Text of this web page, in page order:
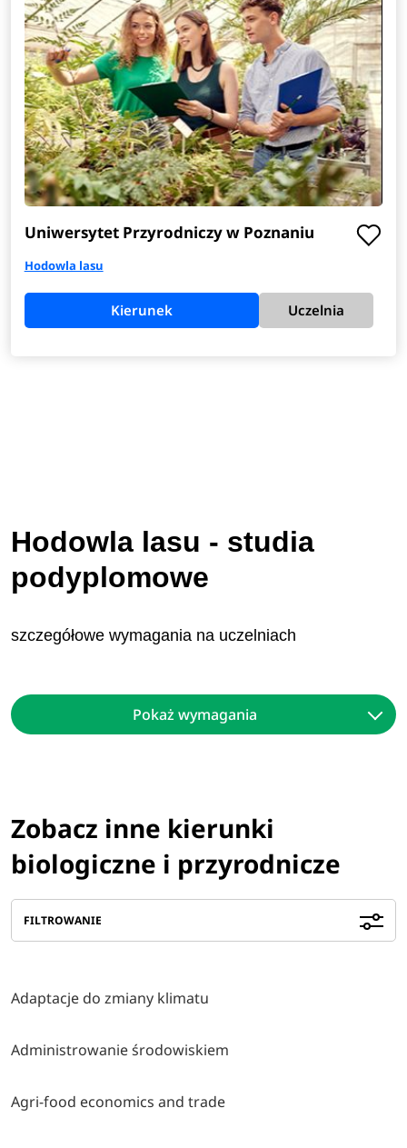
Uniwersytet Przyrodniczy w Poznaniu
Hodowla lasu
Kierunek Uczelnia
Hodowla lasu - studia
podyplomowe
szczegółowe wymagania na uczelniach
Pokaż wymagania
Zobacz inne kierunki
biologiczne i przyrodnicze
FILTROWANIE
Adaptacje do zmiany klimatu
Administrowanie środowiskiem
Agri-food economics and trade